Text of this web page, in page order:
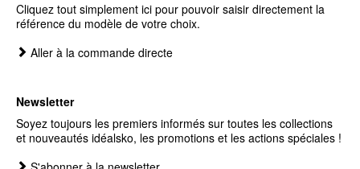
Cliquez tout simplement ici pour pouvoir saisir directement la
référence du modèle de votre choix.
Aller à la commande directe
Newsletter
Soyez toujours les premiers informés sur toutes les collections
et nouveautés idéalsko, les promotions et les actions spéciales !